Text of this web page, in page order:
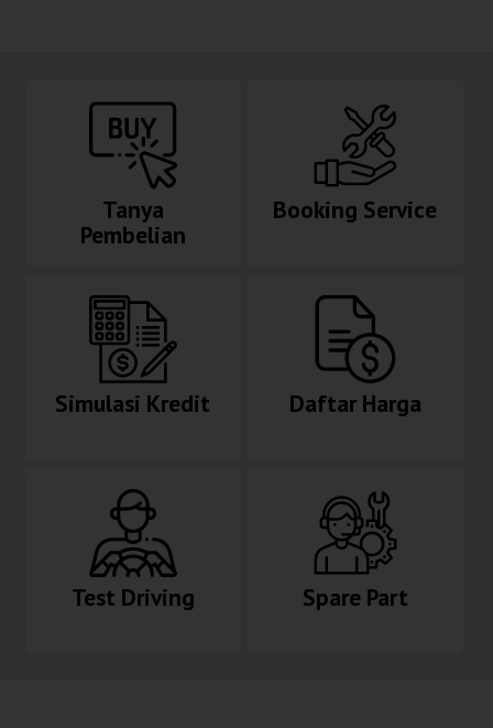
Tanya
Pembelian
Booking Service
Simulasi Kredit Daftar Harga
Test Driving Spare Part